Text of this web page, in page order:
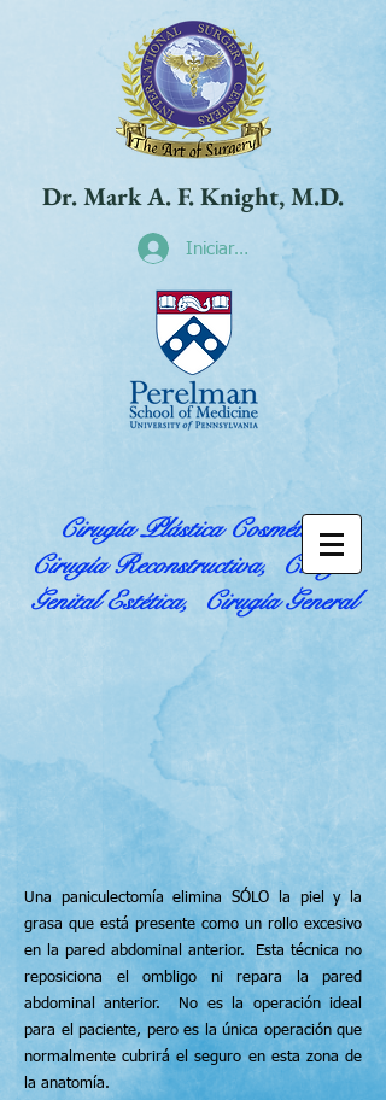
Dr. Mark A. F. Knight, M.D.
Iniciar sesión
Cirugía Plástica Cosmética,
Cirugía Reconstructiva, Cirugía
Genital Estética,
Cirugía General
Una paniculectomía elimina SÓLO la piel y la
grasa que está presente como un rollo excesivo
en la pared abdominal anterior. Esta técnica no
reposiciona el ombligo ni repara la pared
abdominal anterior. No es la operación ideal
para el paciente, pero es la única operación que
normalmente cubrirá el seguro en esta zona de
la anatomía.